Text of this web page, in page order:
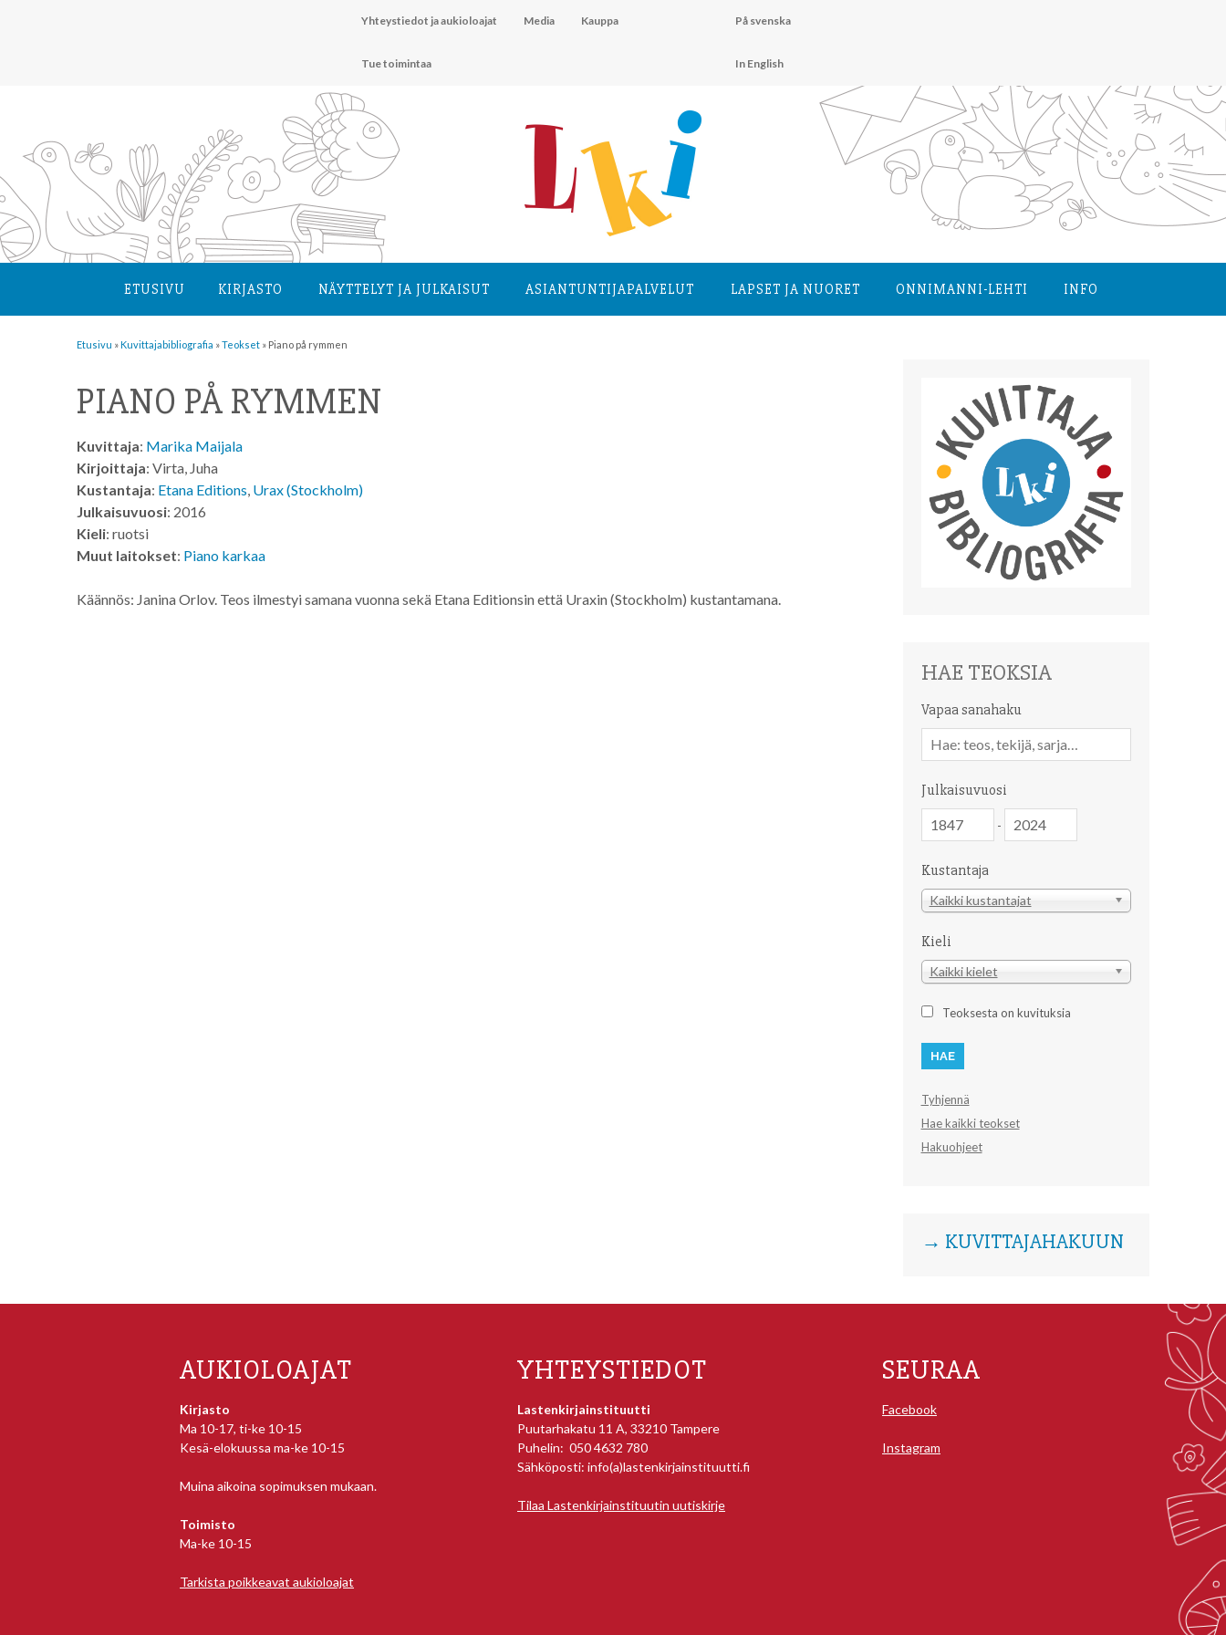
Yhteystiedot ja aukioloajat Media Kauppa
Tue toimintaa
På svenska
In English
ETUSIVU KIRJASTO NÄYTTELYT JA JULKAISUT ASIANTUNTIJA­PALVELUT LAPSET JA NUORET ONNIMANNI-LEHTI INFO
Etusivu »Kuvittaja­bibliografia »Teokset » Piano på rymmen
PIANO PÅ RYMMEN
Kuvittaja: Marika Maijala
Kirjoittaja: Virta, Juha
Kustantaja: Etana Editions, Urax (Stockholm)
Julkaisuvuosi: 2016
Kieli: ruotsi
Muut laitokset: Piano karkaa
Käännös: Janina Orlov. Teos ilmestyi samana vuonna sekä Etana Editionsin että Uraxin (Stockholm) kustantamana.
HAE TEOKSIA
Vapaa sanahaku
sanahaku
Julkaisuvuosi
-
Kustantaja
Kustantaja
Kaikki kustantajat
Kieli
Kieli
Kaikki kielet
Teoksesta on kuvituksia
Tyhjennä
Hae kaikki teokset
Hakuohjeet
→ KUVITTAJAHAKUUN
AUKIOLOAJAT
Kirjasto
Ma 10-17, ti-ke 10-15
Kesä-elokuussa ma-ke 10-15
Muina aikoina sopimuksen mukaan.
Toimisto
Ma-ke 10-15
Tarkista poikkeavat aukioloajat
YHTEYSTIEDOT
Lastenkirjainstituutti
Puutarhakatu 11 A, 33210 Tampere
Puhelin: 050 4632 780
Sähköposti: info(a)lastenkirjainstituutti.fi
Tilaa Lastenkirjainstituutin uutiskirje
SEURAA
Facebook
Instagram